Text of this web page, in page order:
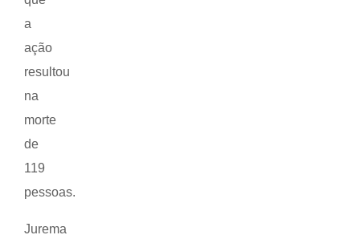
a
ação
resultou
na
morte
de
119
pessoas.
Jurema